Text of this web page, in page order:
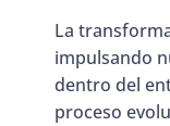
La
impulsando
dentro del
proceso